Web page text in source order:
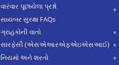
વારંવાર પૂછાયેલા પ્રશ્નો
સાયબર સુરક્ષા FAQs
ગ્રાહકોની વાતો
સારફેસી (એસએઆરએફએઇએસઆઈ)
નિયમો અને શરતો